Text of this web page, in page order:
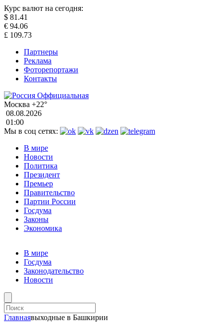
Курс валют на сегодня:
$ 81.41
€ 94.06
£ 109.73
Партнеры
Реклама
Фоторепортажи
Контакты
Москва +22°
08.08.2026
01:00
Мы в соц сетях:
В мире
Новости
Политика
Президент
Премьер
Правительство
Партии России
Госдума
Законы
Экономика
В мире
Госдума
Законодательство
Новости
Главнаявыходные в Башкирии